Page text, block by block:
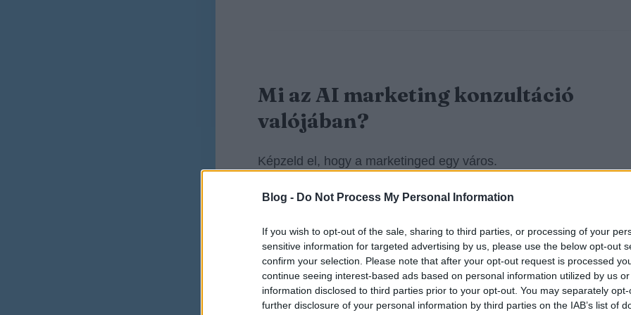
Blog - Do Not Process My Personal Information
If you wish to opt-out of the sale, sharing to third parties, or processing of your
sensitive information for targeted advertising by us, please use the below opt-out
confirm your selection. Please note that after your opt-out request is processed
continue seeing interest-based ads based on personal information utilized by us
information disclosed to third parties prior to your opt-out. You may separately
further disclosure of your personal information by third parties on the IAB’s list of
Mi az AI marketing konzultáció
valójában?
Képzeld el, hogy a marketinged egy város.
Vannakforgalmas utcák(organikus csatornák, márka-
visszatérő vásárlók).
Vannakdugók (dráguló CPC, alacsony konverzió, gyenge
pontszám).
Vannakeltévedt turisták(rossz célzás, félreértett keresési